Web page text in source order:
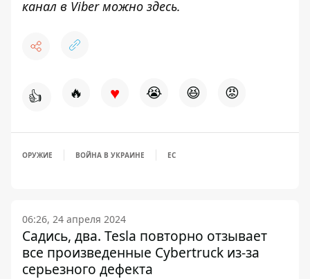
канал в Viber можно здесь.
👍 🔥 ♥ 😭 😆 😡
ОРУЖИЕ ВОЙНА В УКРАИНЕ ЕС
06:26, 24 апреля 2024
Садись, два. Tesla повторно отзывает
все произведенные Cybertruck из-за
серьезного дефекта